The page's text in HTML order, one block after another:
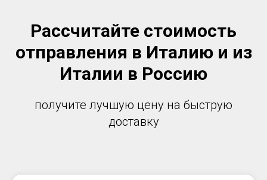
Рассчитайте стоимость
отправления в Италию и из
Италии в Россию
получите лучшую цену на быструю
доставку